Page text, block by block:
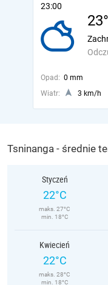
23:00
Opad: 0 mm
Wiatr:
3 km/h
Tsninanga - średnie
Styczeń
22°C
maks. 27°C
min. 18°C
Kwiecień
22°C
maks. 28°C
min. 18°C